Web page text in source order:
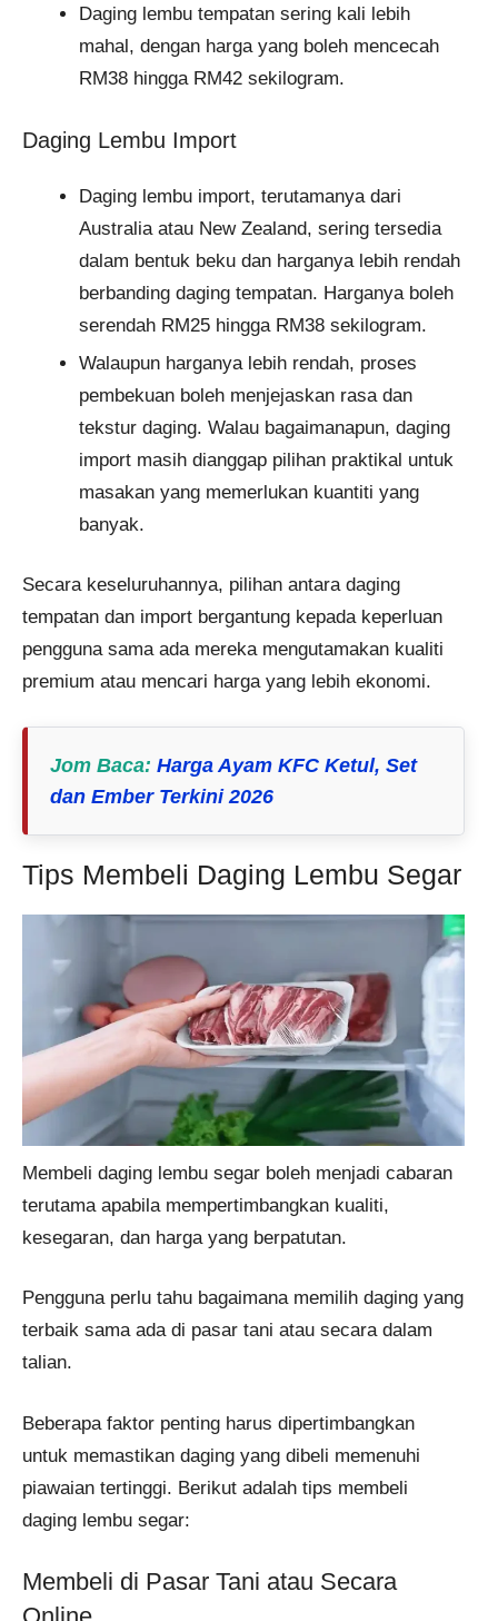
Daging lembu tempatan sering kali lebih
mahal, dengan harga yang boleh mencecah
RM38 hingga RM42 sekilogram​.
Daging Lembu Import
Daging lembu import, terutamanya dari
Australia atau New Zealand, sering tersedia
dalam bentuk beku dan harganya lebih rendah
berbanding daging tempatan. Harganya boleh
serendah RM25 hingga RM38 sekilogram.
Walaupun harganya lebih rendah, proses
pembekuan boleh menjejaskan rasa dan
tekstur daging. Walau bagaimanapun, daging
import masih dianggap pilihan praktikal untuk
masakan yang memerlukan kuantiti yang
banyak.
Secara keseluruhannya, pilihan antara daging
tempatan dan import bergantung kepada keperluan
pengguna sama ada mereka mengutamakan kualiti
premium atau mencari harga yang lebih ekonomi.
Jom Baca: Harga Ayam KFC Ketul, Set
dan Ember Terkini 2026
Tips Membeli Daging Lembu Segar
Membeli daging lembu segar boleh menjadi cabaran
terutama apabila mempertimbangkan kualiti,
kesegaran, dan harga yang berpatutan.
Pengguna perlu tahu bagaimana memilih daging yang
terbaik sama ada di pasar tani atau secara dalam
talian.
Beberapa faktor penting harus dipertimbangkan
untuk memastikan daging yang dibeli memenuhi
piawaian tertinggi. Berikut adalah tips membeli
daging lembu segar:
Membeli di Pasar Tani atau Secara